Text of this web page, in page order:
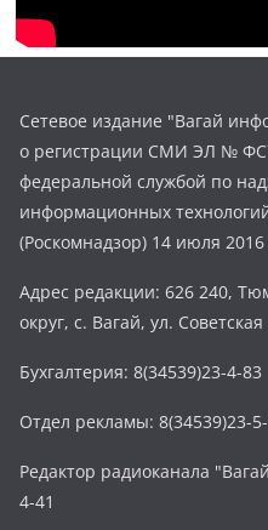
Сетевое издание "Вагай
о регистрации СМИ ЭЛ №
федеральной службой по
информационных
(Роскомнадзор) 14 июля 2016
Адрес редакции: 626 240,
округ, с. Вагай, ул.
Бухгалтерия: 8(34539)23-4-83
Отдел рекламы: 8(34539)23-
Редактор радиоканала
4-41